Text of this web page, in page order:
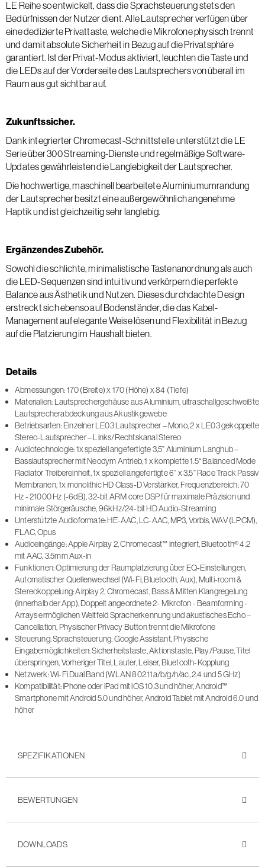
LE Reihe so entwickelt, dass die Sprachsteuerung stets den
Bedürfnissen der Nutzer dient. Alle Lautsprecher verfügen über
eine dedizierte Privattaste, welche die Mikrofone physisch trennt
und damit absolute Sicherheit in Bezug auf die Privatsphäre
garantiert. Ist der Privat-Modus aktiviert, leuchten die Taste und
die LEDs auf der Vorderseite des Lautsprechers von überall im
Raum aus gut sichtbar auf.
Zukunftssicher.
Dank integrierter Chromecast-Schnittstelle unterstützt die LE
Serie über 300 Streaming-Dienste und regelmäßige Software-
Updates gewährleisten die Langlebigkeit der Lautsprecher.
Die hochwertige, maschinell bearbeitete Aluminiumumrandung
der Lautsprecher besitzt eine außergewöhnlich angenehme
Haptik und ist gleichzeitig sehr langlebig.
Ergänzendes Zubehör.
Sowohl die schlichte, minimalistische Tastenanordnung als auch
die LED-Sequenzen sind intuitiv und verkörpern die perfekte
Balance aus Ästhetik und Nutzen. Dieses durchdachte Design
erstreckt sich ebenso auf Bodenständer, die das Kabel-
Management auf elegante Weise lösen und Flexibilität in Bezug
auf die Platzierung im Haushalt bieten.
Details
Abmessungen: 170 (Breite) x 170 (Höhe) x 84 (Tiefe)
Materialien: Lautsprechergehäuse aus Aluminium, ultraschallgeschweißte
Lautsprecherabdeckung aus Akustikgewebe
Betriebsarten: Einzelner LE03 Lautsprecher – Mono, 2 x LE03 gekoppelte
Stereo-Lautsprecher – Links/Rechtskanal Stereo
Audiotechnologie: 1x speziell angefertigte 3,5” Aluminium Langhub –
Basslautsprecher mit Neodym Antrieb, 1 x komplette 1.5“ Balanced Mode
Radiator Treibereinheit, 1x speziell angefertigte 6” x 3,5” Race Track Passiv
Membranen, 1x monolithic HD Class-D Verstärker, Frequenzbereich: 70
Hz - 21000 Hz (-6dB), 32-bit ARM core DSP für maximale Präzision und
minimale Störgeräusche, 96kHz/24-bit HD Audio-Streaming
Unterstützte Audioformate: HE-AAC, LC-AAC, MP3, Vorbis, WAV (LPCM),
FLAC, Opus
Audioeingänge: Apple Airplay 2, Chromecast™ integriert, Bluetooth® 4.2
mit AAC, 3.5mm Aux-in
Funktionen: Optimierung der Raumplatzierung über EQ-Einstellungen,
Automatischer Quellenwechsel (Wi-Fi, Bluetooth, Aux), Multi-room &
Stereokoppelung: Airplay 2, Chromecast, Bass & Mitten Klangregelung
(innerhalb der App), Doppelt angeordnete 2- Mikrofon - Beamforming -
Arrays ermöglichen Weitfeld Spracherkennung und akustisches Echo –
Cancellation, Physischer Privacy Button trennt die Mikrofone
Steuerung: Sprachsteuerung: Google Assistant, Physische
Eingabemöglichkeiten: Sicherheitstaste, Aktionstaste, Play/Pause, Titel
überspringen, Vorheriger Titel, Lauter, Leiser, Bluetooth-Kopplung
Netzwerk: Wi-Fi Dual Band (WLAN 802.11a/b/g/n/ac, 2.4 und 5 GHz)
Kompatibilität: iPhone oder iPad mit iOS 10.3 und höher, Android™
Smartphone mit Android 5.0 und höher, Android Tablet mit Android 6.0 und
höher
SPEZIFIKATIONEN
BEWERTUNGEN
DOWNLOADS